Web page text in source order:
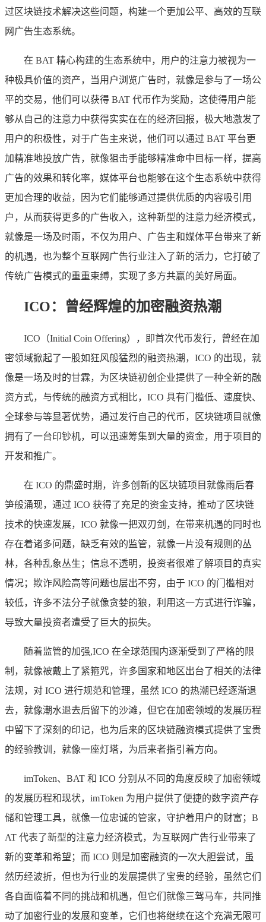
过区块链技术解决这些问题，构建一个更加公平、高效的互联
网广告生态系统。
在 BAT 精心构建的生态系统中，用户的注意力被视为一
种极具价值的资产，当用户浏览广告时，就像是参与了一场公
平的交易，他们可以获得 BAT 代币作为奖励，这使得用户能
够从自己的注意力中获得实实在在的经济回报，极大地激发了
用户的积极性，对于广告主来说，他们可以通过 BAT 平台更
加精准地投放广告，就像狙击手能够精准命中目标一样，提高
广告的效果和转化率，媒体平台也能够在这个生态系统中获得
更加合理的收益，因为它们能够通过提供优质的内容吸引用
户，从而获得更多的广告收入，这种新型的注意力经济模式，
就像是一场及时雨，不仅为用户、广告主和媒体平台带来了新
的机遇，也为整个互联网广告行业注入了新的活力，它打破了
传统广告模式的重重束缚，实现了多方共赢的美好局面。
ICO：曾经辉煌的加密融资热潮
ICO（Initial Coin Offering），即首次代币发行，曾经在加
密领域掀起了一股如狂风般猛烈的融资热潮，ICO 的出现，就
像是一场及时的甘霖，为区块链初创企业提供了一种全新的融
资方式，与传统的融资方式相比，ICO 具有门槛低、速度快、
全球参与等显著优势，通过发行自己的代币，区块链项目就像
拥有了一台印钞机，可以迅速筹集到大量的资金，用于项目的
开发和推广。
在 ICO 的鼎盛时期，许多创新的区块链项目就像雨后春
笋般涌现，通过 ICO 获得了充足的资金支持，推动了区块链
技术的快速发展，ICO 就像一把双刃剑，在带来机遇的同时也
存在着诸多问题，缺乏有效的监管，就像一片没有规则的丛
林，各种乱象丛生；信息不透明，投资者很难了解项目的真实
情况；欺诈风险高等问题也层出不穷，由于 ICO 的门槛相对
较低，许多不法分子就像贪婪的狼，利用这一方式进行诈骗，
导致大量投资者遭受了巨大的损失。
随着监管的加强,ICO 在全球范围内逐渐受到了严格的限
制，就像被戴上了紧箍咒，许多国家和地区出台了相关的法律
法规，对 ICO 进行规范和管理，虽然 ICO 的热潮已经逐渐退
去，就像潮水退去后留下的沙滩，但它在加密领域的发展历程
中留下了深刻的印记，也为后来的区块链融资模式提供了宝贵
的经验教训，就像一座灯塔，为后来者指引着方向。
imToken、BAT 和 ICO 分别从不同的角度反映了加密领域
的发展历程和现状，imToken 为用户提供了便捷的数字资产存
储和管理工具，就像一位忠诚的管家，守护着用户的财富；B
AT 代表了新型的注意力经济模式，为互联网广告行业带来了
新的变革和希望；而 ICO 则是加密融资的一次大胆尝试，虽
然历经波折，但也为行业的发展提供了宝贵的经验，虽然它们
各自面临着不同的挑战和机遇，但它们就像三驾马车，共同推
动了加密行业的发展和变革，它们也将继续在这个充满无限可